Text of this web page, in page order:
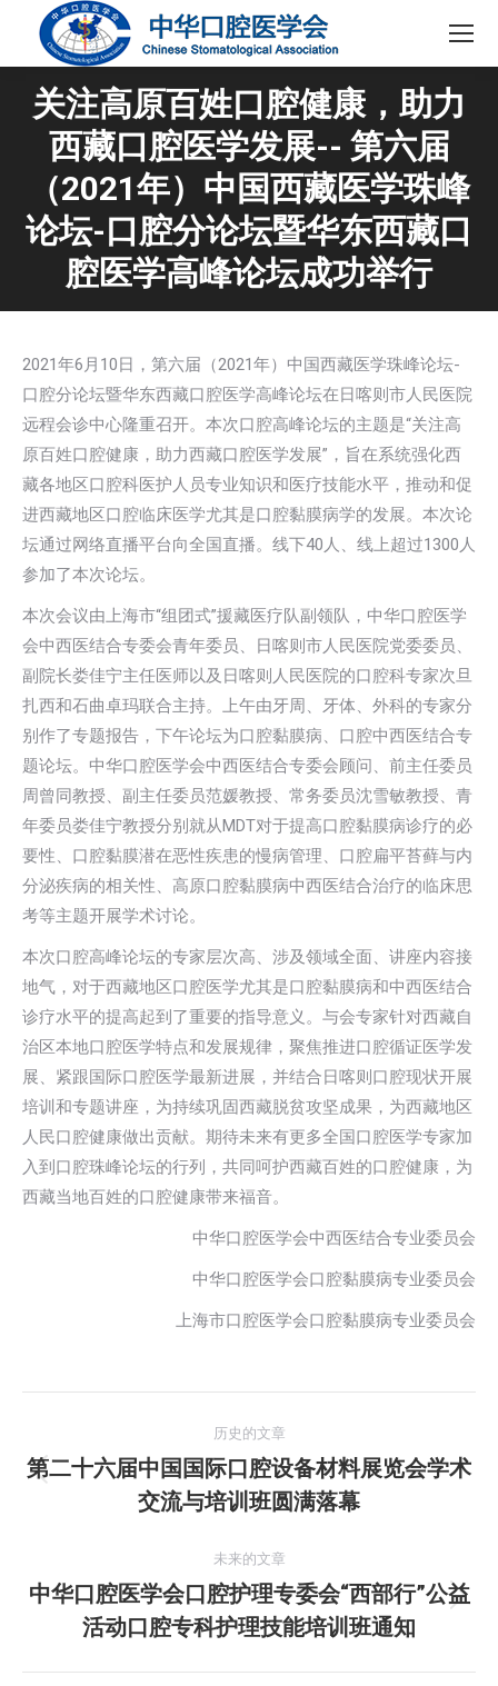
关注高原百姓口腔健康，助力
西藏口腔医学发展-- 第六届
（2021年）中国西藏医学珠峰
论坛-口腔分论坛暨华东西藏口
腔医学高峰论坛成功举行
2021年6月10日，第六届（2021年）中国西藏医学珠峰论坛-
口腔分论坛暨华东西藏口腔医学高峰论坛在日喀则市人民医院
远程会诊中心隆重召开。本次口腔高峰论坛的主题是“关注高
原百姓口腔健康，助力西藏口腔医学发展”，旨在系统强化西
藏各地区口腔科医护人员专业知识和医疗技能水平，推动和促
进西藏地区口腔临床医学尤其是口腔黏膜病学的发展。本次论
坛通过网络直播平台向全国直播。线下40人、线上超过1300人
参加了本次论坛。
本次会议由上海市“组团式”援藏医疗队副领队，中华口腔医学
会中西医结合专委会青年委员、日喀则市人民医院党委委员、
副院长娄佳宁主任医师以及日喀则人民医院的口腔科专家次旦
扎西和石曲卓玛联合主持。上午由牙周、牙体、外科的专家分
别作了专题报告，下午论坛为口腔黏膜病、口腔中西医结合专
题论坛。中华口腔医学会中西医结合专委会顾问、前主任委员
周曾同教授、副主任委员范媛教授、常务委员沈雪敏教授、青
年委员娄佳宁教授分别就从MDT对于提高口腔黏膜病诊疗的必
要性、口腔黏膜潜在恶性疾患的慢病管理、口腔扁平苔藓与内
分泌疾病的相关性、高原口腔黏膜病中西医结合治疗的临床思
考等主题开展学术讨论。
本次口腔高峰论坛的专家层次高、涉及领域全面、讲座内容接
地气，对于西藏地区口腔医学尤其是口腔黏膜病和中西医结合
诊疗水平的提高起到了重要的指导意义。与会专家针对西藏自
治区本地口腔医学特点和发展规律，聚焦推进口腔循证医学发
展、紧跟国际口腔医学最新进展，并结合日喀则口腔现状开展
培训和专题讲座，为持续巩固西藏脱贫攻坚成果，为西藏地区
人民口腔健康做出贡献。期待未来有更多全国口腔医学专家加
入到口腔珠峰论坛的行列，共同呵护西藏百姓的口腔健康，为
西藏当地百姓的口腔健康带来福音。
中华口腔医学会中西医结合专业委员会
中华口腔医学会口腔黏膜病专业委员会
上海市口腔医学会口腔黏膜病专业委员会
章
历史的文章
历
史
文
章：
第二十六届中国国际口腔设备材料展览会学术
交流与培训班圆满落幕
未来的文章
未
来
的
中华口腔医学会口腔护理专委会“西部行”公益
活动口腔专科护理技能培训班通知